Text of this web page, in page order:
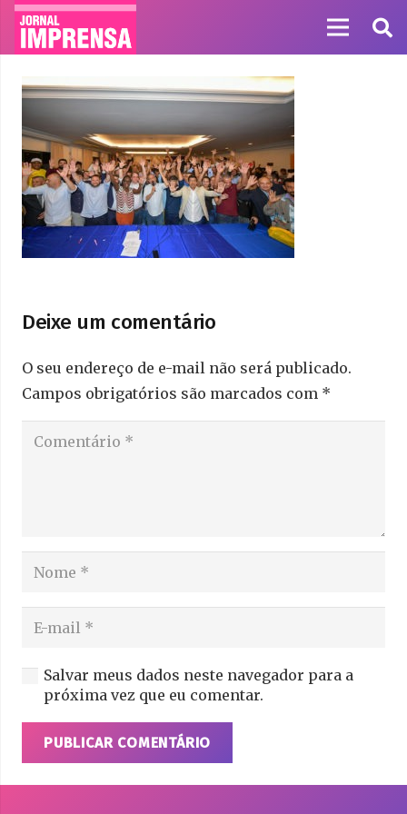
Deixe um comentário
O seu endereço de e-mail não será publicado.
Campos obrigatórios são marcados com *
Salvar meus dados neste navegador para a
próxima vez que eu comentar.
PUBLICAR COMENTÁRIO